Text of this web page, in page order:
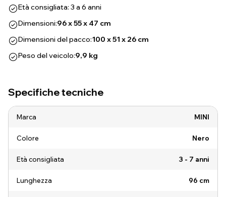
Età consigliata: 3 a 6 anni
Dimensioni:96 x 55 x 47 cm
Dimensioni del pacco:100 x 51 x 26 cm
Peso del veicolo:9,9 kg
Specifiche tecniche
Marca MINI
Colore Nero
Età consigliata 3 - 7 anni
Lunghezza 96 cm